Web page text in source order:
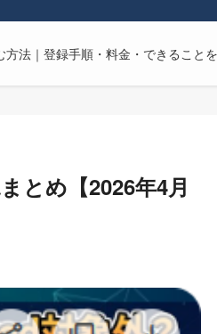
法｜登録手順・料金・できること
とめ【2026年4月